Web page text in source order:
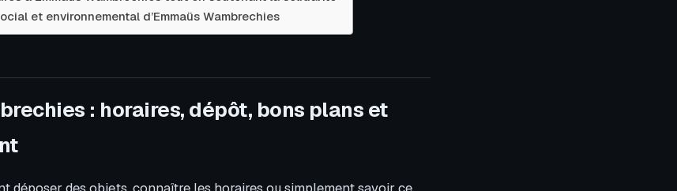
et environnemental d’Emmaüs Wambrechies
: horaires, dépôt, bons plans et